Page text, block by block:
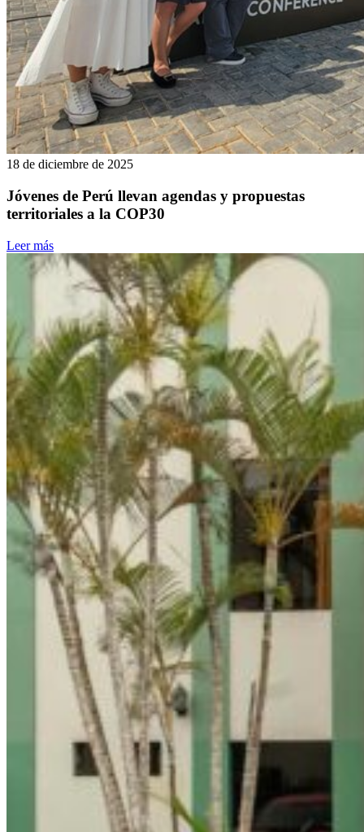
18 de diciembre de 2025
Jóvenes de Perú llevan agendas y propuestas
territoriales a la COP30
Leer más